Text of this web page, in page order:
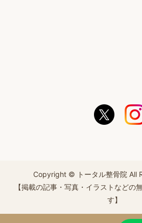
Copyright © トータル整骨院 All
【掲載の記事・写真・イラストなどの
す】